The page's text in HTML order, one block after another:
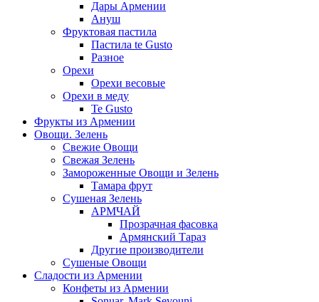
Дары Армении
Ануш
Фруктовая пастила
Пастила te Gusto
Разное
Орехи
Орехи весовые
Орехи в меду
Te Gusto
Фрукты из Армении
Овощи. Зелень
Свежие Овощи
Свежая Зелень
Замороженные Овощи и Зелень
Тамара фрут
Сушеная Зелень
АРМЧАЙ
Прозрачная фасовка
Армянский Тараз
Другие производители
Сушеные Овощи
Сладости из Армении
Конфеты из Армении